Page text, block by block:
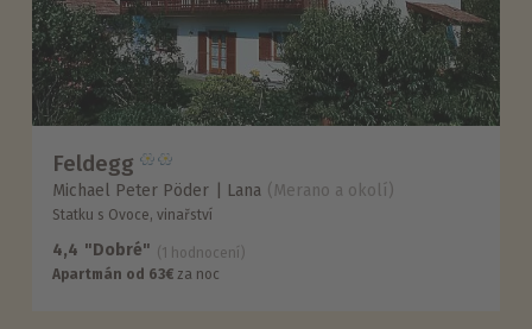
Feldegg
Michael Peter Pöder Lana (Merano a okolí)
Statku s Ovoce, vinařství
4,4 "Dobré"
(1 hodnocení)
Apartmán od 63€ za noc